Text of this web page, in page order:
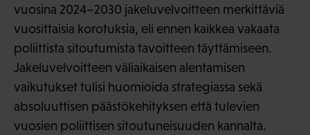
vuosina 2024–2030 jakeluvelvoitteen merkittäviä
vuosittaisia korotuksia, eli ennen kaikkea vakaata
poliittista sitoutumista tavoitteen täyttämiseen.
Jakeluvelvoitteen väliaikaisen alentamisen
vaikutukset tulisi huomioida strategiassa sekä
absoluuttisen päästökehityksen että tulevien
vuosien poliittisen sitoutuneisuuden kannalta.